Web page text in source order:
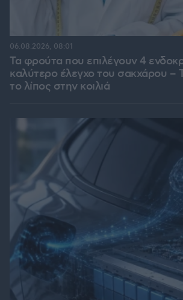
Τα φρούτα που επιλέγουν 4
καλύτερο έλεγχο του σακχάρου –
το λίπος στην κοιλιά
06.08.2026, 08:01